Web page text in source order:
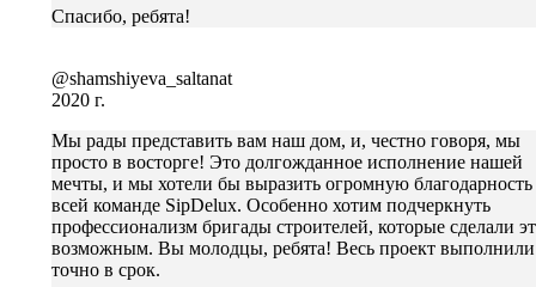
Спасибо, ребята!
@shamshiyeva_saltanat
2020 г.
Мы рады представить вам наш дом, и, честно говоря, мы
просто в восторге! Это долгожданное исполнение нашей
мечты, и мы хотели бы выразить огромную благодарность
всей команде SipDelux. Особенно хотим подчеркнуть
профессионализм бригады строителей, которые сделали
возможным. Вы молодцы, ребята! Весь проект выполнили
точно в срок.